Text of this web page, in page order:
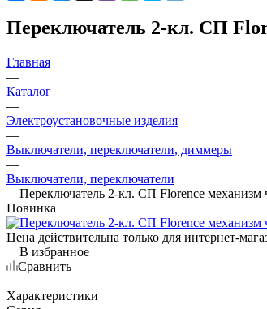
Переключатель 2-кл. СП
Главная
—
Каталог
—
Электроустановочные изделия
—
Выключатели, переключатели, диммеры
—
Выключатели, переключатели
—Переключатель 2-кл. СП Florence механизм
Новинка
Цена действительна только для интернет-
В избранное
Сравнить
Характеристики